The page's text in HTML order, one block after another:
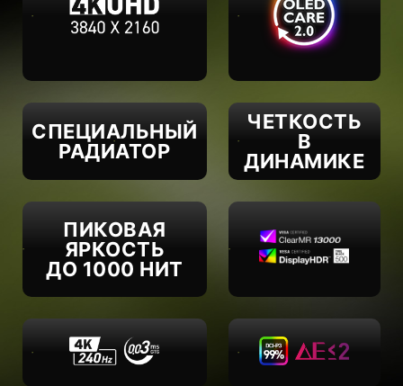
СПЕЦИАЛЬНЫЙ
РАДИАТОР
ЧЕТКОСТЬ
В
ДИНАМИКЕ
ПИКОВАЯ
ЯРКОСТЬ
ДО 1000 НИТ